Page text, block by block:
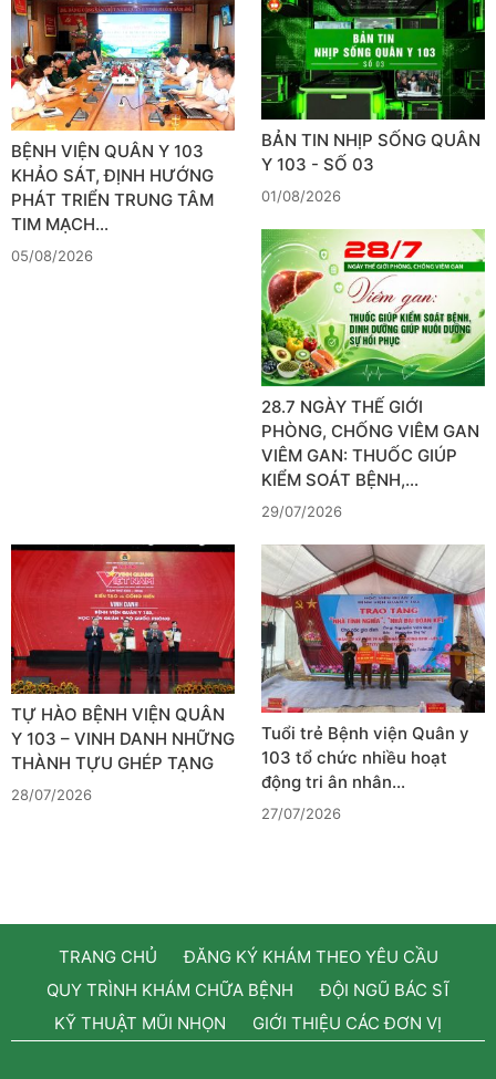
BỆNH VIỆN QUÂN Y 103
KHẢO SÁT, ĐỊNH HƯỚNG
PHÁT TRIỂN TRUNG TÂM
TIM MẠCH…
05/08/2026
BẢN TIN NHỊP SỐNG QUÂN
Y 103 - SỐ 03
01/08/2026
28.7 NGÀY THẾ GIỚI
PHÒNG, CHỐNG VIÊM GAN
VIÊM GAN: THUỐC GIÚP
KIỂM SOÁT BỆNH,…
29/07/2026
TỰ HÀO BỆNH VIỆN QUÂN
Y 103 – VINH DANH NHỮNG
THÀNH TỰU GHÉP TẠNG
28/07/2026
Tuổi trẻ Bệnh viện Quân y
103 tổ chức nhiều hoạt
động tri ân nhân…
27/07/2026
TRANG CHỦ
ĐĂNG KÝ KHÁM THEO YÊU CẦU
QUY TRÌNH KHÁM CHỮA BỆNH
ĐỘI NGŨ BÁC SĨ
KỸ THUẬT MŨI NHỌN
GIỚI THIỆU CÁC ĐƠN VỊ